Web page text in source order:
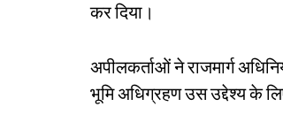
कर दिया।
अपीलकर्ताओं ने राजमार्ग
भूमि अधिग्रहण उस उद्देश्य के